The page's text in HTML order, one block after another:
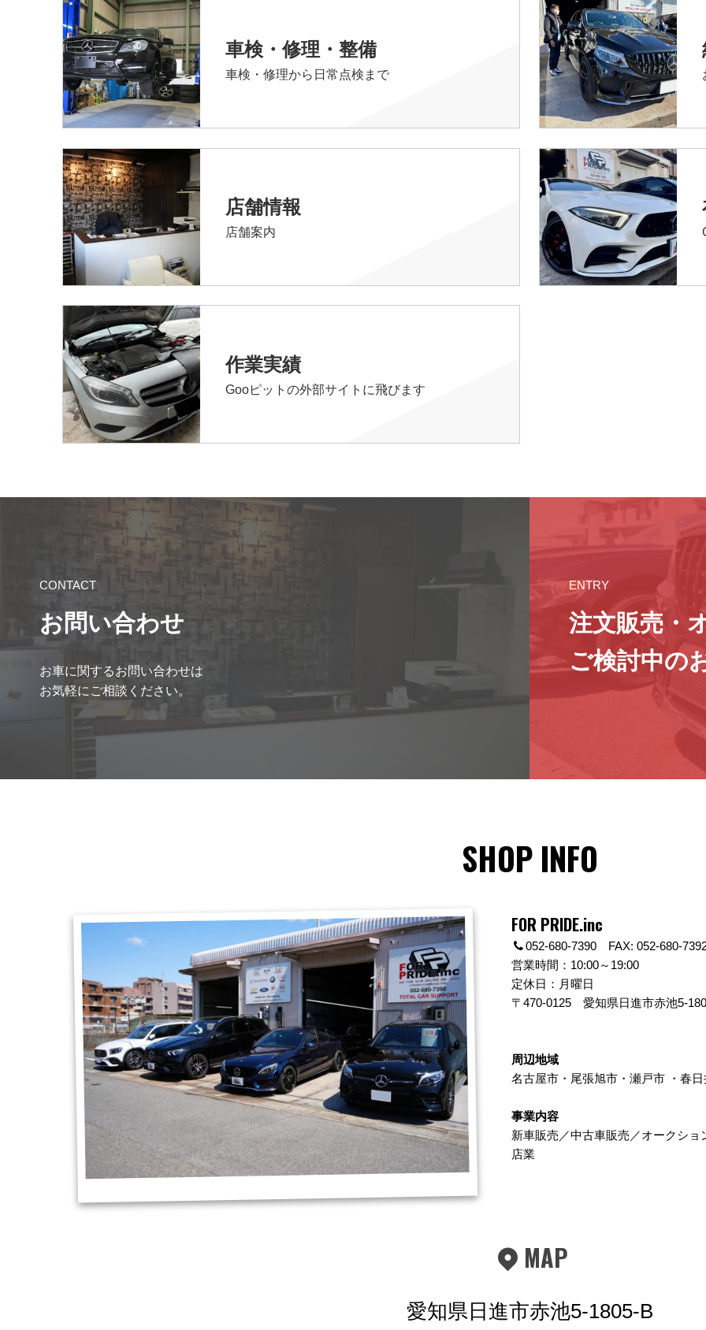
車検・修理・整備
車検・修理から日常点検まで
店舗情報
店舗案内
作業実績
Gooピットの外部サイトに飛びます
CONTACT
お問い合わせ
お車に関するお問い合わせは
お気軽にご相談ください。
ENTRY
注文販売・
ご検討中の
SHOP INFO
FOR PRIDE.inc
052-680-7390 FAX: 052-680-
営業時間：10:00～19:00
定休日：月曜日
〒470-0125 愛知県日進市赤池5-
周辺地域
名古屋市・ 尾張旭市・ 瀬戸市・ 春
事業内容
新車販売／中古車販売／オークシ
店業
MAP
愛知県日進市赤池5-1805-B